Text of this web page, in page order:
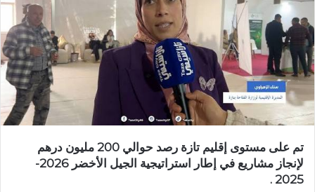
د
ا
ل
ك
ت
ر
و
تم على مستوى إقليم تازة رصد حوالي 200 مليون درهم
لإنجاز مشاريع في إطار استراتيجية الجيل الأخضر 2026-
2025 .